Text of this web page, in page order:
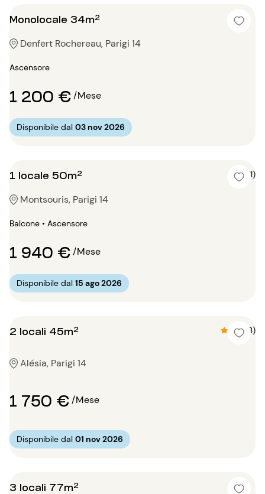
Monolocale 34m²
Denfert Rochereau, Parigi 14
Ascensore
1 200 €/Mese
Disponibile dal 03 nov 2026
1 locale 50m² 4 (1)
Montsouris, Parigi 14
Balcone • Ascensore
1 940 €/Mese
Disponibile dal 15 ago 2026
2 locali 45m² 4.3 (3)
Alésia, Parigi 14
1 750 €/Mese
Disponibile dal 01 nov 2026
3 locali 77m²